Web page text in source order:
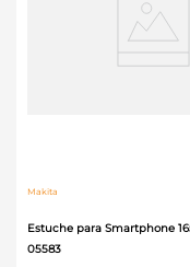
Makita
Estuche para Smartphone
05583